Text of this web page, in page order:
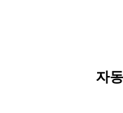
자